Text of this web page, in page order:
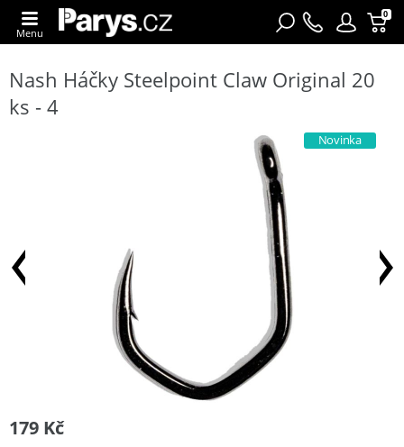
0
Menu
Nash Háčky Steelpoint Claw Original 20
ks - 4
Novinka
179 Kč